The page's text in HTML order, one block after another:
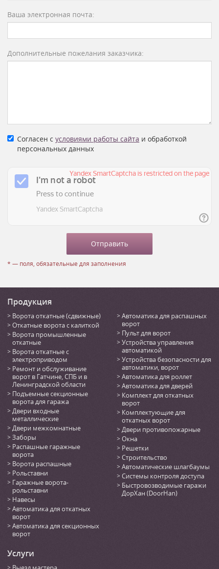
Ваша электронная почта:
Дополнительные пожелания заказчика:
Согласен с условиями работы сайта и обработкой
персональных данных
* — поля, обязательные для заполнения
Продукция
Ворота откатные (сдвижные)
Откатные ворота с калиткой
Ворота промышленные
откатные
Ворота откатные с
электроприводом
Ремонт и обслуживание
ворот в Гатчине, СПБ и в
Ленинградской области
Подъемные секционные
ворота для гаража
Двери входные
металлические
Двери межкомнатные
Заборы
Распашные гаражные
ворота
Ворота распашные
Рольставни
Гаражные ворота-
рольставни
Навесы
Автоматика для откатных
ворот
Автоматика для секционных
ворот
Автоматика для распашных
ворот
Пульт для ворот
Устройства управления
автоматикой
Устройства безопасности для
автоматики, ворот
Автоматика для роллет
Автоматика для дверей
Комплект для откатных
ворот
Комплектующие для
откатных ворот
Двери противопожарные
Окна
Решетки
Строительство
Автоматические шлагбаумы
Системы контроля доступа
Быстровозводимые гаражи
ДорХан (DoorHan)
Услуги